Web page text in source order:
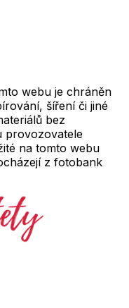
webu je chráněn
šíření či jiné
bez
provozovatele
na tomto webu
z fotobank